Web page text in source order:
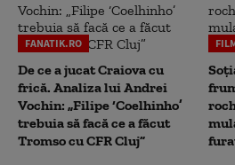
FANATIK.RO
De ce a jucat Craiova cu
frică. Analiza lui Andrei
Vochin: „Filipe ‘Coelhinho’
trebuia să facă ce a făcut
Tromso cu CFR Cluj”